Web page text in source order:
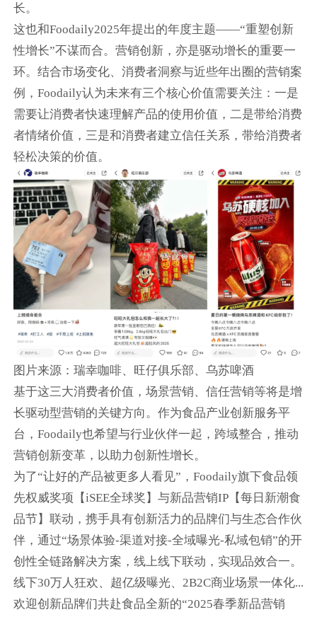
长。
这也和Foodaily2025年提出的年度主题——“重塑创新
性增长”不谋而合。营销创新，亦是驱动增长的重要一
环。结合市场变化、消费者洞察与近些年出圈的营销案
例，Foodaily认为未来有三个核心价值需要关注：一是
需要让消费者快速理解产品的使用价值，二是带给消费
者情绪价值，三是和消费者建立信任关系，带给消费者
轻松决策的价值。
图片来源：瑞幸咖啡、旺仔俱乐部、乌苏啤酒
基于这三大消费者价值，场景营销、信任营销等将是增
长驱动型营销的关键方向。作为食品产业创新服务平
台，Foodaily也希望与行业伙伴一起，跨域整合，推动
营销创新变革，以助力创新性增长。
为了“让好的产品被更多人看见”，Foodaily旗下食品领
先权威奖项【iSEE全球奖】与新品营销IP【每日新潮食
品节】联动，携手具有创新活力的品牌们与生态合作伙
伴，通过“场景体验-渠道对接-全域曝光-私域包销”的开
创性全链路解决方案，线上线下联动，实现品效合一。
线下30万人狂欢、超亿级曝光、2B2C商业场景一体化...
欢迎创新品牌们共赴食品全新的“2025春季新品营销